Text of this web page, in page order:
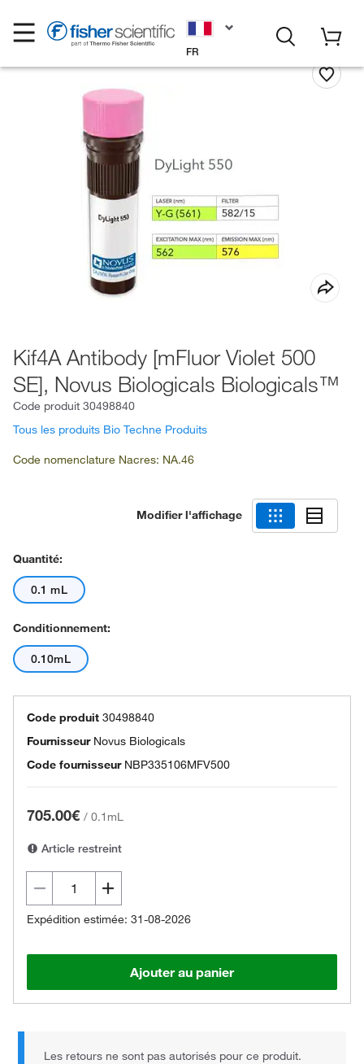
FR
Kif4A Antibody [mFluor Violet 500
SE], Novus Biologicals Biologicals™
Code produit 30498840
Tous les produits Bio Techne Produits
Code nomenclature Nacres: NA.46
Modifier l'affichage
Quantité:
0.1 mL
Conditionnement:
0.10mL
Code produit 30498840
Fournisseur Novus Biologicals
Code fournisseur NBP335106MFV500
705.00€ / 0.1mL
Article restreint
Expédition estimée: 31-08-2026
Ajouter au panier
Les retours ne sont pas autorisés pour ce produit.